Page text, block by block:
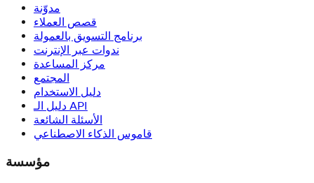
مدوّنة
قصص العملاء
برنامج التسويق بالعمولة
ندوات عبر الإنترنت
مركز المساعدة
المجتمع
دليل الاستخدام
دليل الـ API
الأسئلة الشائعة
قاموس الذكاء الاصطناعي
مؤسسة